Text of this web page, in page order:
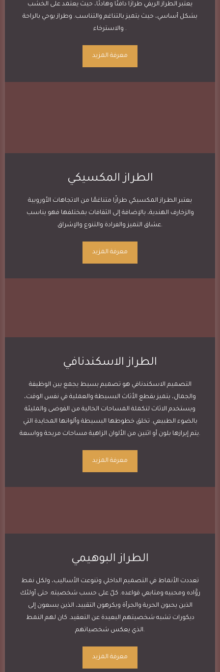
يعتبر الطراز الريفي طرازًا دافئًا وهادئًا، حيث يعتمد على الخشب
بشكل أساسي، حيث يتميز بالتناغم والتناسب. وطراز يوحي بالراحة
والاسترخاء .
معرفة المزيد
الطراز المكسيكي
يعتبر الطـراز المكسيكي طرازًا متناغمًا من الاتجاهات الأوروبية
والزخارف الهندية، بالإضافة إلى الثقافات بمختلفها فهو يناسب
عشاق التميز والفرادة والتنوع والإشراق.
معرفة المزيد
الطراز الاسكندنافي
التصميم الاسكندنافي هو تصميم بسيط يجمع بين الوظيفة
والجمال، يتميز بقطع الأثاث البسيطة والعملية في نفس الوقت،
ويستخدم الاثاث لتكملة المساحات الخالية من الفوضى والمليئة
بالضوء الطبيعي. تخلق خطوطها البسيطة وألوانها المحايدة التي
يتم إبرازها بلون أو اثنين من الألوان الزاهية مساحات مريحة وواسعة.
معرفة المزيد
الطراز البوهيمي
تعددت الأنماط في التصميم الداخلي وتنوعت الأساليب، ولكل نمط
روَّاده ومحبيه ومتابعي قواعده. كلٌ على حسب شخصيته. حتى أولئك
الذين يحبون الحرية والجرأة ويكرهون التقييد، الذين يسعون إلى
ديكورات تشبه شخصيتهم البعيدة عن التعقيد. كان لهم النمط
الذي يعكس شخصياتهم.
معرفة المزيد